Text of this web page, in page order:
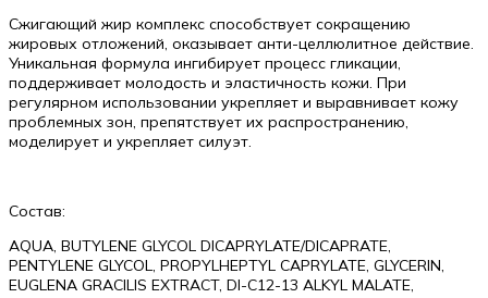
Сжигающий жир комплекс способствует сокращению
жировых отложений, оказывает анти-целлюлитное действие.
Уникальная формула ингибирует процесс гликации,
поддерживает молодость и эластичность кожи. При
регулярном использовании укрепляет и выравнивает кожу
проблемных зон, препятствует их распространению,
моделирует и укрепляет силуэт.
Состав:
AQUA, BUTYLENE GLYCOL DICAPRYLATE/DICAPRATE,
PENTYLENE GLYCOL, PROPYLHEPTYL CAPRYLATE, GLYCERIN,
EUGLENA GRACILIS EXTRACT, DI-C12-13 ALKYL MALATE,